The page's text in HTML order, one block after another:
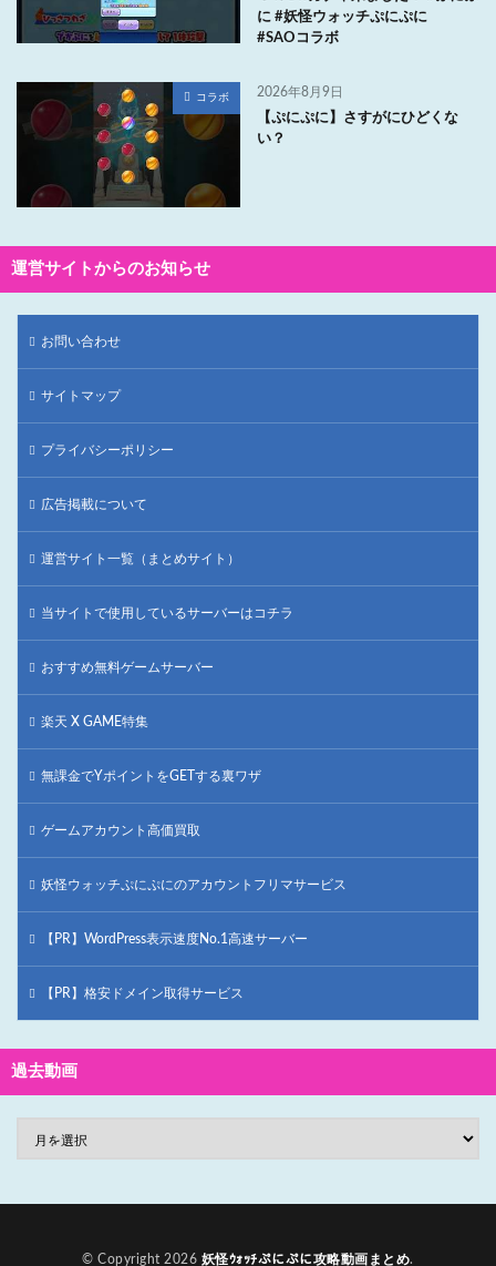
に #妖怪ウォッチぷにぷに
#SAOコラボ
コラボ 2026年8月9日
【ぷにぷに】さすがにひどくな
い？
運営サイトからのお知らせ
お問い合わせ
サイトマップ
プライバシーポリシー
広告掲載について
運営サイト一覧（まとめサイト）
当サイトで使用しているサーバーはコチラ
おすすめ無料ゲームサーバー
楽天 X GAME特集
無課金でYポイントをGETする裏ワザ
ゲームアカウント高価買取
妖怪ウォッチぷにぷにのアカウントフリマサービス
【PR】WordPress表示速度No.1高速サーバー
【PR】格安ドメイン取得サービス
過去動画
© Copyright 2026 妖怪ｳｫｯﾁぷにぷに攻略動画まとめ.